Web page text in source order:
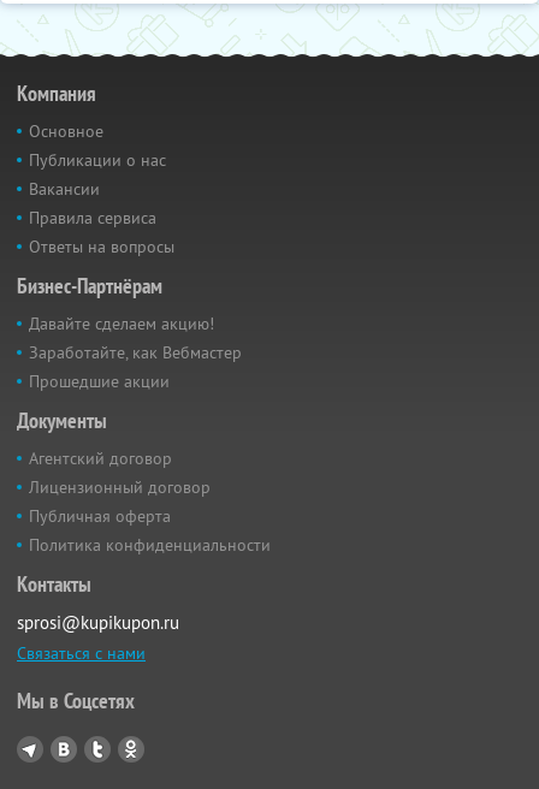
Компания
Основное
Публикации о нас
Вакансии
Правила сервиса
Ответы на вопросы
Бизнес-Партнёрам
Давайте сделаем акцию!
Заработайте, как Вебмастер
Прошедшие акции
Документы
Агентский договор
Лицензионный договор
Публичная оферта
Политика конфиденциальности
Контакты
sprosi@kupikupon.ru
Связаться с нами
Мы в Соцсетях